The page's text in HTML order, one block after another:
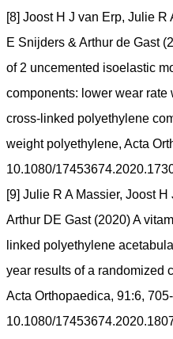
[8] Joost H J van Erp, Julie
E Snijders & Arthur de Gast
of 2 uncemented isoelastic
components: lower wear
cross-linked polyethylene
weight polyethylene, Acta
10.1080/
[9] Julie R A Massier, Joost
Arthur DE Gast (2020) A
linked polyethylene
year results of a randomized
Acta Orthopaedica, 91:6,
10.1080/